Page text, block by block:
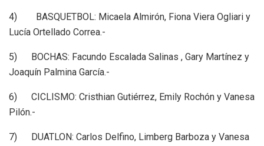
4) BASQUETBOL: Micaela Almirón, Fiona Viera Ogliari y
Lucía Ortellado Correa.-
5) BOCHAS: Facundo Escalada Salinas , Gary Martínez y
Joaquín Palmina García.-
6) CICLISMO: Cristhian Gutiérrez, Emily Rochón y Vanesa
Pilón.-
7) DUATLON: Carlos Delfino, Limberg Barboza y Vanesa